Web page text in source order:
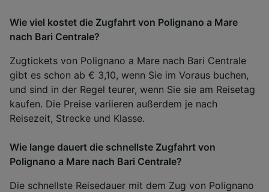
Wie viel kostet die Zugfahrt von Polignano a Mare
nach Bari Centrale?
Zugtickets von Polignano a Mare nach Bari Centrale
gibt es schon ab € 3,10, wenn Sie im Voraus buchen,
und sind in der Regel teurer, wenn Sie sie am Reisetag
kaufen. Die Preise variieren außerdem je nach
Reisezeit, Strecke und Klasse.
Wie lange dauert die schnellste Zugfahrt von
Polignano a Mare nach Bari Centrale?
Die schnellste Reisedauer mit dem Zug von Polignano